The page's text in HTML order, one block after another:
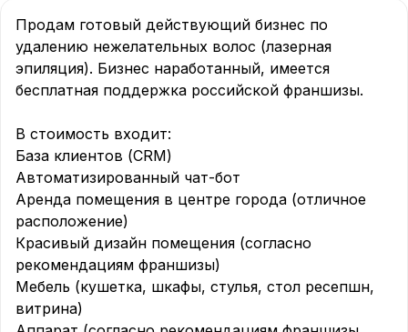
Продам готовый действующий бизнес по
удалению нежелательных волос (лазерная
эпиляция). Бизнес наработанный, имеется
бесплатная поддержка российской франшизы.
В стоимость входит:
База клиентов (CRM)
Автоматизированный чат-бот
Аренда помещения в центре города (отличное
расположение)
Красивый дизайн помещения (согласно
рекомендациям франшизы)
Мебель (кушетка, шкафы, стулья, стол ресепшн,
витрина)